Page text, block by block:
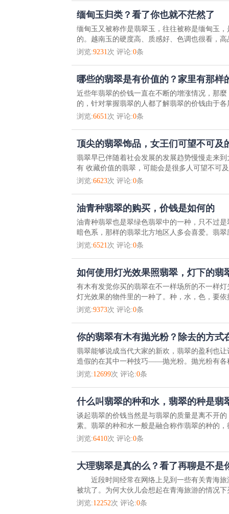
缅甸玉归类？看了你也就不茫然了
缅甸玉又被称作是翡翠玉，往往被称是缅甸玉
的。越南玉的硬度高、质感好、色调也很看，
浏览:9231次 评论:0条
哪些的翡翠是有价值的？家里有那样
近些年翡翠的价钱一直在不断的增涨情况，那
的，针对掌握翡翠的人都了解翡翠的价钱由于
浏览:6651次 评论:0条
顶尖的翡翠饰品，女王们可望不可及
翡翠早已伴随着社会发展的发展趋势慢慢走来
有 收藏价值的翡翠，可能会是很多人可望不可
浏览:6623次 评论:0条
油青种翡翠的购买，价钱是如何的
油青种翡翠也是翠绿色翡翠中的一种，只不过
暗色系，那样的翡翠北方地区人多会喜爱。翡
浏览:6521次 评论:0条
如何使用灯光效果照翡翠，灯下的翡
有木有发觉你买的翡翠在不一样场所的不一样
灯光效果的物件里的一种了。种，水，色，要
浏览:9373次 评论:0条
你的翡翠有木有抛光粉？除去的方式
翡翠能够说成当代大家的新欢，翡翠的盈利也
造假的在其中一种技巧——抛光粉。抛光粉有各
浏览:12699次 评论:0条
什么叫翡翠的种和水，翡翠的种是翡
谈起翡翠的价钱当然是与翡翠的质量是离不开
素。翡翠的种和水一般是融合称作翡翠的种的
浏览:6410次 评论:0条
大理翡翠是真的么？看了再聊是不是
近段时间经常在网络上见到一些有关青海旅
被坑了。为何大伙儿会想起在青海旅游的情况
浏览:12252次 评论:0条